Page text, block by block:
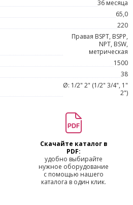
36 месяца
65,0
220
Правая BSPT, BSPP,
NPT, BSW,
метрическая
1500
38
Ø: 1/2" 2" (1/2" 3/4", 1"
2")
Скачайте каталог в
PDF:
удобно выбирайте
нужное оборудование
с помощью нашего
каталога в один клик.